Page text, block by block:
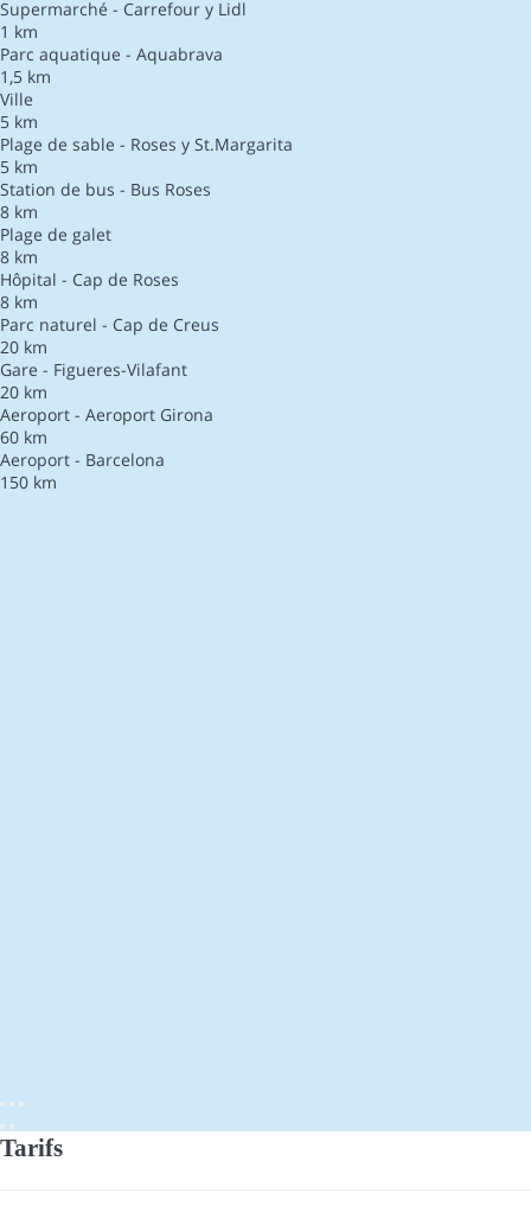
Supermarché - Carrefour y Lidl
1 km
Parc aquatique - Aquabrava
1,5 km
Ville
5 km
Plage de sable - Roses y St.Margarita
5 km
Station de bus - Bus Roses
8 km
Plage de galet
8 km
Hôpital - Cap de Roses
8 km
Parc naturel - Cap de Creus
20 km
Gare - Figueres-Vilafant
20 km
Aeroport - Aeroport Girona
60 km
Aeroport - Barcelona
150 km
Tarifs